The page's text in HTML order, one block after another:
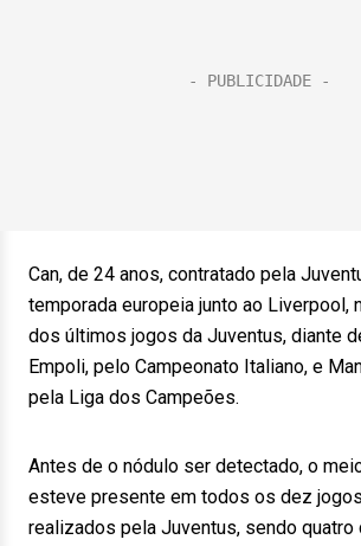
Can, de 24 anos, contratado pela
temporada europeia junto ao Liverpool,
dos últimos jogos da Juventus, diante
Empoli, pelo Campeonato Italiano, e
pela Liga dos Campeões.
Antes de o nódulo ser detectado, o
esteve presente em todos os dez
realizados pela Juventus, sendo quatro